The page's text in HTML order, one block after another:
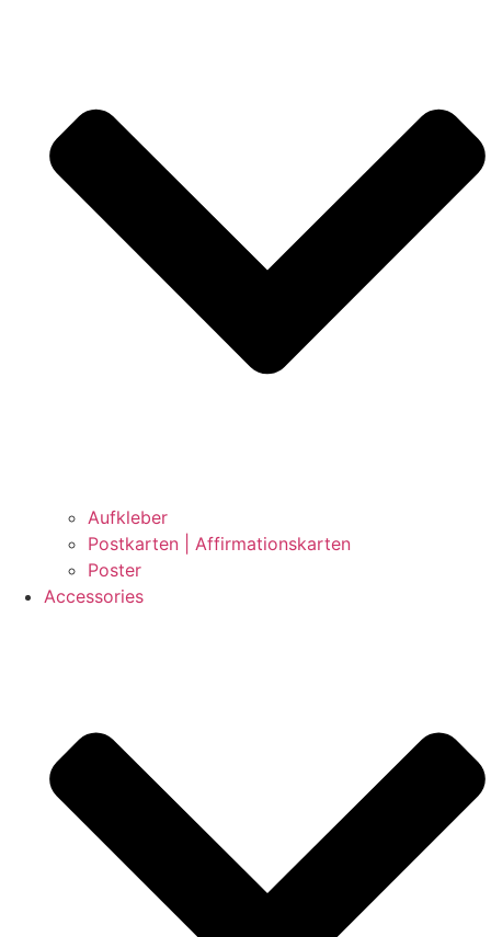
Aufkleber
Postkarten | Affirmationskarten
Poster
Accessories